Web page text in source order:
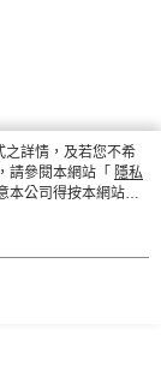
之詳情，及若您不希
請參閱本網站「 隱私
本公司得按本網站使